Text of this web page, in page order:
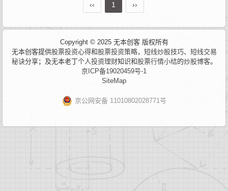
‹‹
1 ››
Copyright © 2025 无本创客 版权所有
无本创客提供股票投资心得和 股票投资策略， 短线炒股技巧、 短线交易
秘诀分享；及无本老丁个人投资理财知识和 股票行情小结的炒股博客。
京ICP备19020459号-1
SiteMap
京公网安备 11010802028771号